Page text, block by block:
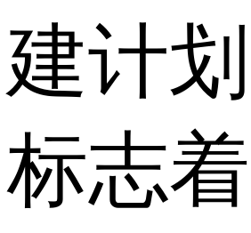
建计划
标志